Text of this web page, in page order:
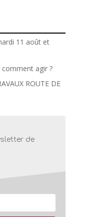
11 août et
comment agir ?
ROUTE DE
de